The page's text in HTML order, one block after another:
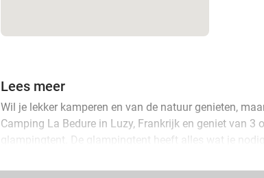
Lees meer
Wil je lekker kamperen en van de natuur genieten,
Camping La Bedure in Luzy, Frankrijk en geniet van 3
glampingtent. De glampingtent heeft alles wat je
omgeving is genoeg te beleven. Neem bijvoorbeeld